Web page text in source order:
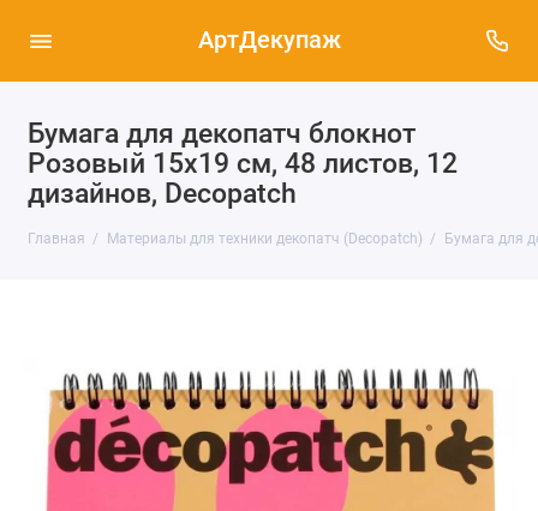
АртДекупаж
Бумага для декопатч блокнот
Розовый 15х19 см, 48 листов, 12
дизайнов, Decopatch
Главная Материалы для техники декопатч (Decopatch) Бумага для